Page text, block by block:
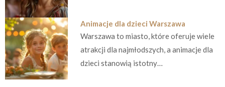
Animacje dla dzieci Warszawa
Warszawa to miasto, które oferuje wiele
atrakcji dla najmłodszych, a animacje dla
dzieci stanowią istotny…